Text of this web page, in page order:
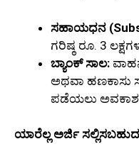
ಸಹಾಯಧನ
ಗರಿಷ್ಠ ರೂ. 3
ಬ್ಯಾಂಕ್ ಸಾಲ:
ಅಥವಾ ಹಣಕಾಸು
ಪಡೆಯಲು
ಯಾರೆಲ್ಲ ಅರ್ಜಿ